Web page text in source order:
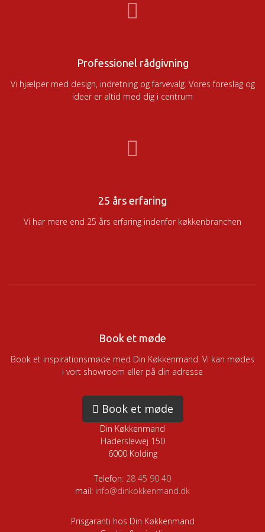
Professionel rådgivning
Vi hjælper med design, indretning og farvevalg. Vores foreslag og
ideer er altid med dig i centrum
25 års erfaring
Vi har mere end 25 års erfaring indenfor køkkenbranchen
Book et møde
Book et inspirationsmøde med Din Køkkenmand. Vi kan mødes
i vort showroom eller på din adresse
Book et møde
Din Køkkenmand
Haderslevvej 150
6000 Kolding
Telefon: 28 45 90 40
mail: info@dinkokkenmand.dk
Prisgaranti hos Din Køkkenmand